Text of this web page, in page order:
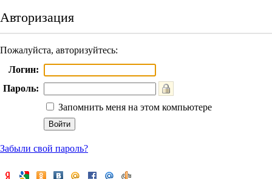
Авторизация
Пожалуйста, авторизуйтесь:
Логин:
Пароль:
Запомнить меня на этом компьютере
Забыли свой пароль?